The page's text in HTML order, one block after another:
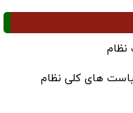
های کلی نظام